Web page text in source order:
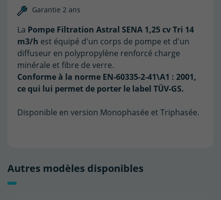
Garantie 2 ans
La Pompe Filtration Astral SENA 1,25 cv Tri 14
m3/h est équipé d'un corps de pompe et d'un
diffuseur en polypropylène renforcé charge
minérale et fibre de verre.
Conforme à la norme EN-60335-2-41\A1 : 2001,
ce qui lui permet de porter le label TÜV-GS.
Disponible en version Monophasée et Triphasée.
Autres modèles disponibles